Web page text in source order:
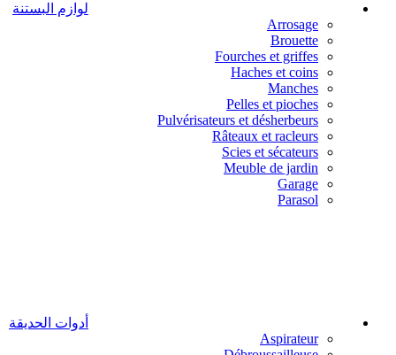
لوازم البستنة
Arrosage
Brouette
Fourches et griffes
Haches et coins
Manches
Pelles et pioches
Pulvérisateurs et désherbeurs
Râteaux et racleurs
Scies et sécateurs
Meuble de jardin
Garage
Parasol
أدوات الحديقة
Aspirateur